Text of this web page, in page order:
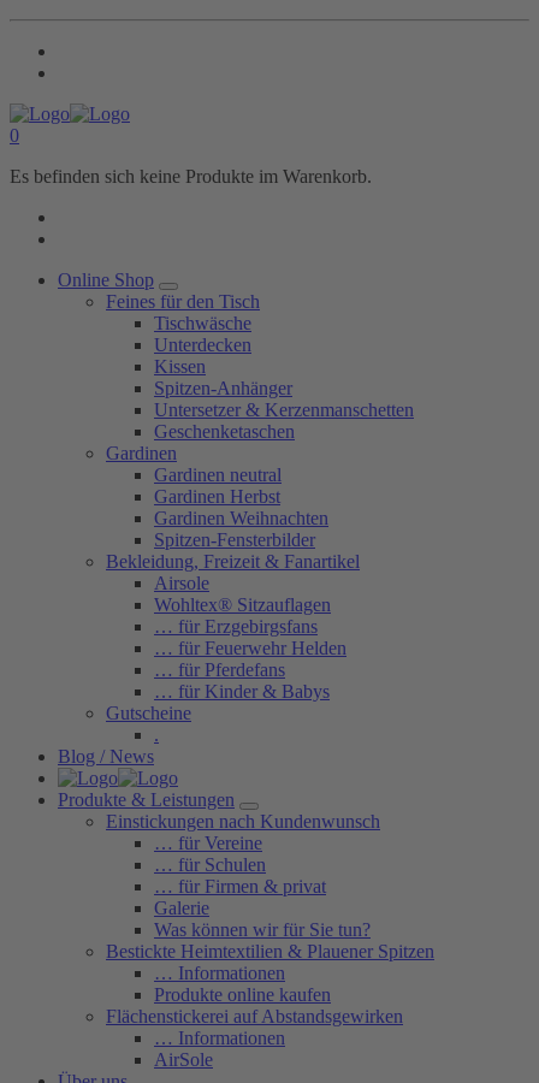
0
Es befinden sich keine Produkte im Warenkorb.
Online Shop
Feines für den Tisch
Tischwäsche
Unterdecken
Kissen
Spitzen-Anhänger
Untersetzer & Kerzenmanschetten
Geschenketaschen
Gardinen
Gardinen neutral
Gardinen Herbst
Gardinen Weihnachten
Spitzen-Fensterbilder
Bekleidung, Freizeit & Fanartikel
Airsole
Wohltex® Sitzauflagen
… für Erzgebirgsfans
… für Feuerwehr Helden
… für Pferdefans
… für Kinder & Babys
Gutscheine
.
Blog / News
Produkte & Leistungen
Einstickungen nach Kundenwunsch
… für Vereine
… für Schulen
… für Firmen & privat
Galerie
Was können wir für Sie tun?
Bestickte Heimtextilien & Plauener Spitzen
… Informationen
Produkte online kaufen
Flächenstickerei auf Abstandsgewirken
… Informationen
AirSole